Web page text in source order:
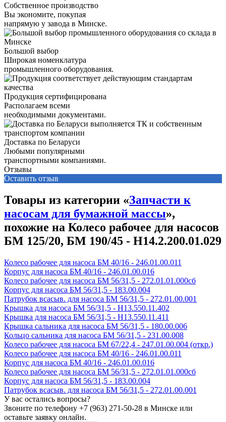
Собственное производство
Вы экономите, покупая
напрямую у завода в Минске.
Большой выбор
Широкая номенклатура
промышленного оборудования.
Продукция сертифицирована
Располагаем всеми
необходимыми документами.
Доставка по Беларуси
Любыми популярными
транспортными компаниями.
Отзывы
Оставить отзыв
Товары из категории «Запчасти к
насосам для бумажной массы»,
похожие на Колесо рабочее для насосов
БМ 125/20, БМ 190/45 - Н14.2.200.01.029
Колесо рабочее для насоса БМ 40/16 - 246.01.00.011
Корпус для насоса БМ 40/16 - 246.01.00.016
Колесо рабочее для насоса БМ 56/31,5 - 272.01.01.000сб
Корпус для насоса БМ 56/31,5 - 183.00.004
Патрубок всасыв. для насоса БМ 56/31,5 - 272.01.00.001
Крышка для насоса БМ 56/31,5 - Н13.550.11.402
Крышка для насоса БМ 56/31,5 - Н13.550.11.411
Крышка сальника для насоса БМ 56/31,5 - 180.00.006
Кольцо сальника для насоса БМ 56/31,5 - 231.00.008
Колесо рабочее для насоса БМ 67/22,4 - 247.01.00.004 (откр.)
Колесо рабочее для насоса БМ 40/16 - 246.01.00.011
Корпус для насоса БМ 40/16 - 246.01.00.016
Колесо рабочее для насоса БМ 56/31,5 - 272.01.01.000сб
Корпус для насоса БМ 56/31,5 - 183.00.004
Патрубок всасыв. для насоса БМ 56/31,5 - 272.01.00.001
У вас остались вопросы?
Звоните по телефону +7 (963) 271-50-28 в Минске или
оставьте заявку онлайн.